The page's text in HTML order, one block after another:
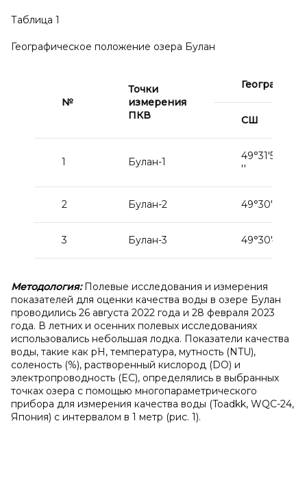
Таблица 1
Географическое положение озера Булан
№
Точки
измерения
ПКВ
СШ
1 Булан-1
49°31'50
''
2 Булан-2 49°30'52''
3 Булан-3 49°30'42''
Методология:Полевые исследования и измерения
показателей для оценки качества воды в озере Булан
проводились 26 августа 2022 года и 28 февраля 2023
года. В летних и осенних полевых исследованиях
использовались небольшая лодка. Показатели качества
воды, такие как pH, температура, мутность (NTU),
соленость (%), растворенный кислород (DO) и
электропроводность (EC), определялись в выбранных
точках озера с помощью многопараметрического
прибора для измерения качества воды (Toadkk, WQC-24,
Япония) с интервалом в 1 метр (рис. 1).